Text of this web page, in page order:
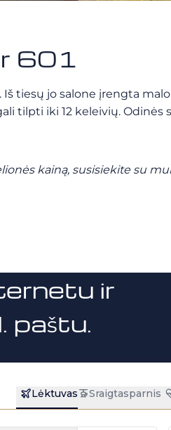
601
tiesų jo salone įrengta
tilpti iki 12 keleivių.
kainą, susisiekite su
ir
paštu.